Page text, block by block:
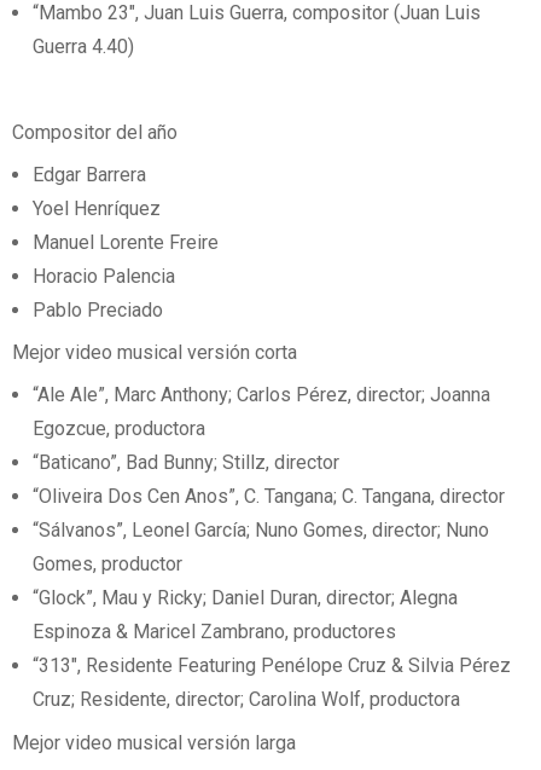
“Mambo 23″, Juan Luis Guerra, compositor (Juan Luis
Guerra 4.40)
Compositor del año
Edgar Barrera
Yoel Henríquez
Manuel Lorente Freire
Horacio Palencia
Pablo Preciado
Mejor video musical versión corta
“Ale Ale”, Marc Anthony; Carlos Pérez, director; Joanna
Egozcue, productora
“Baticano”, Bad Bunny; Stillz, director
“Oliveira Dos Cen Anos”, C. Tangana; C. Tangana, director
“Sálvanos”, Leonel García; Nuno Gomes, director; Nuno
Gomes, productor
“Glock”, Mau y Ricky; Daniel Duran, director; Alegna
Espinoza & Maricel Zambrano, productores
“313″, Residente Featuring Penélope Cruz & Silvia Pérez
Cruz; Residente, director; Carolina Wolf, productora
Mejor video musical versión larga